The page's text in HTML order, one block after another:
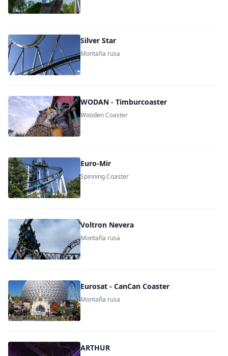
Silver Star
Montaña rusa
WODAN - Timburcoaster
Wooden Coaster
Euro-Mir
Spinning Coaster
Voltron Nevera
Montaña rusa
Eurosat - CanCan Coaster
Montaña rusa
ARTHUR